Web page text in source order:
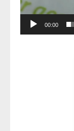
00:00